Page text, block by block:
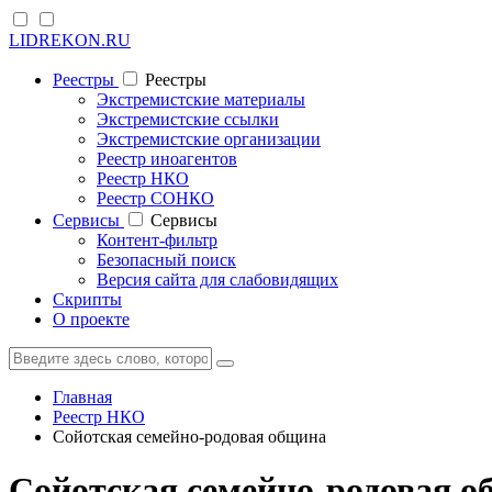
LIDREKON.RU
Реестры
Реестры
Экстремистские материалы
Экстремистские ссылки
Экстремистские организации
Реестр иноагентов
Реестр НКО
Реестр СОНКО
Cервисы
Cервисы
Контент-фильтр
Безопасный поиск
Версия сайта для слабовидящих
Скрипты
О проекте
Главная
Реестр НКО
Сойотская семейно-родовая община